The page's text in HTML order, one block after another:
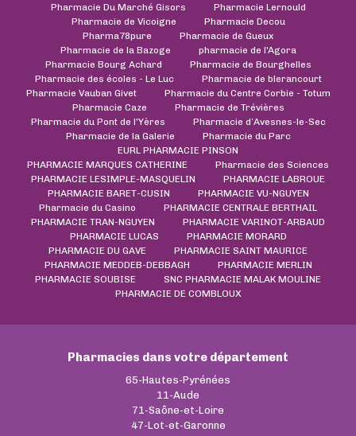
Pharmacie Du Marché Gisors
Pharmacie Lernould
Pharmacie de Vicoigne
Pharmacie Decou
Pharma78pure
Pharmacie de Gueux
Pharmacie de la Bazoge
pharmacie de l'Agora
Pharmacie Bourg Achard
Pharmacie de Bourghelles
Pharmacie des écoles - Le Luc
Pharmacie de blerancourt
Pharmacie Vauban Givet
Pharmacie du Centre Corbie - Totum
Pharmacie Caze
Pharmacie de Trévières
Pharmacie du Pont de l'Yères
Pharmacie d’Avesnes-le-Sec
Pharmacie de la Galerie
Pharmacie du Parc
EURL PHARMACIE PINSON
PHARMACIE MARQUES CATHERINE
Pharmacie des Sciences
PHARMACIE LESIMPLE-MASQUELIN
PHARMACIE LABROUE
PHARMACIE BARET-CUSIN
PHARMACIE VU-NGUYEN
Pharmacie du Casino
PHARMACIE CENTRALE BERTHAIL
PHARMACIE TRAN-NGUYEN
PHARMACIE VARINOT-ARBAUD
PHARMACIE LUCAS
PHARMACIE MORARD
PHARMACIE DU GAVE
PHARMACIE SAINT MAURICE
PHARMACIE MEDDEB-DEBBAGH
PHARMACIE MERLIN
PHARMACIE SOUBISE
SNC PHARMACIE MALAK MOULINE
PHARMACIE DE COMBLOUX
Pharmacies dans votre département
65-Hautes-Pyrénées
11-Aude
71-Saône-et-Loire
47-Lot-et-Garonne